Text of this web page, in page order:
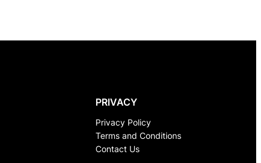
PRIVACY
Privacy Policy
Terms and Conditions
Contact Us